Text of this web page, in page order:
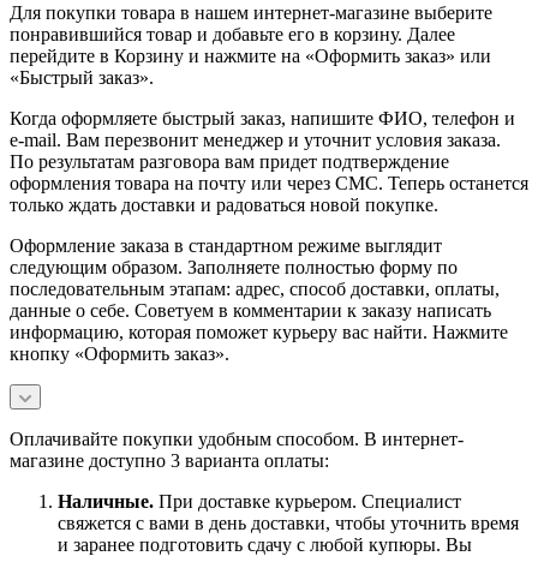
Для покупки товара в нашем интернет-магазине выберите
понравившийся товар и добавьте его в корзину. Далее
перейдите в Корзину и нажмите на «Оформить заказ» или
«Быстрый заказ».
Когда оформляете быстрый заказ, напишите ФИО, телефон и
e-mail. Вам перезвонит менеджер и уточнит условия заказа.
По результатам разговора вам придет подтверждение
оформления товара на почту или через СМС. Теперь останется
только ждать доставки и радоваться новой покупке.
Оформление заказа в стандартном режиме выглядит
следующим образом. Заполняете полностью форму по
последовательным этапам: адрес, способ доставки, оплаты,
данные о себе. Советуем в комментарии к заказу написать
информацию, которая поможет курьеру вас найти. Нажмите
кнопку «Оформить заказ».
Оплачивайте покупки удобным способом. В интернет-
магазине доступно 3 варианта оплаты:
Наличные. При доставке курьером. Специалист
свяжется с вами в день доставки, чтобы уточнить время
и заранее подготовить сдачу с любой купюры. Вы